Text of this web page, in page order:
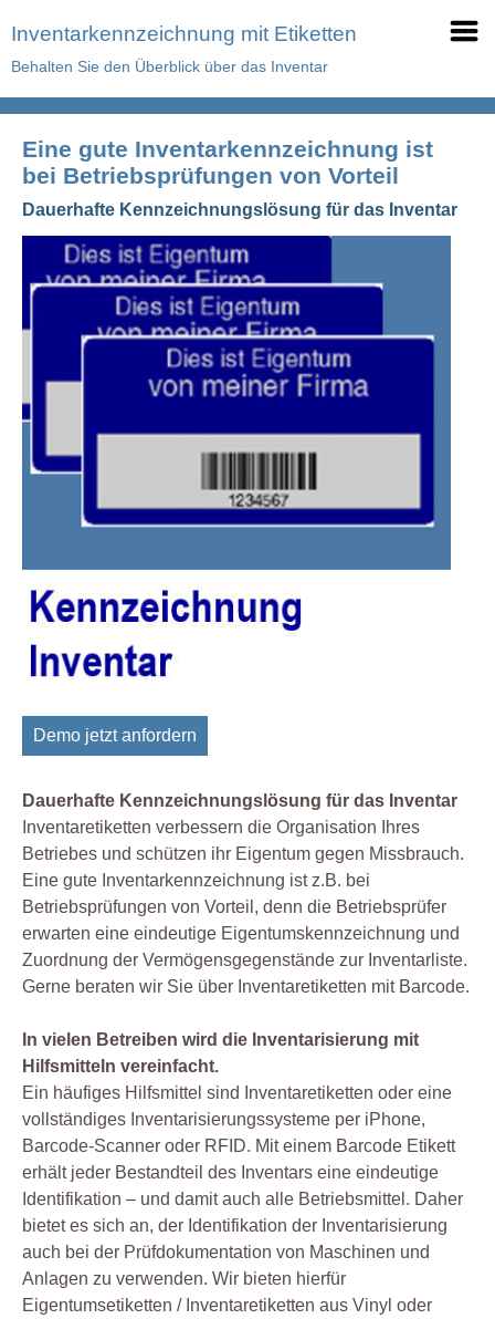
Inventarkennzeichnung mit Etiketten
Behalten Sie den Überblick über das Inventar
Eine gute Inventarkennzeichnung ist
bei Betriebsprüfungen von Vorteil
Dauerhafte Kennzeichnungslösung für das Inventar
Demo jetzt anfordern
Dauerhafte Kennzeichnungslösung für das Inventar
Inventaretiketten verbessern die Organisation Ihres
Betriebes und schützen ihr Eigentum gegen Missbrauch.
Eine gute Inventarkennzeichnung ist z.B. bei
Betriebsprüfungen von Vorteil, denn die Betriebsprüfer
erwarten eine eindeutige Eigentumskennzeichnung und
Zuordnung der Vermögensgegenstände zur Inventarliste.
Gerne beraten wir Sie über Inventaretiketten mit Barcode.
In vielen Betreiben wird die Inventarisierung mit
Hilfsmitteln vereinfacht.
Ein häufiges Hilfsmittel sind Inventaretiketten oder eine
vollständiges Inventarisierungssysteme per iPhone,
Barcode-Scanner oder RFID. Mit einem Barcode Etikett
erhält jeder Bestandteil des Inventars eine eindeutige
Identifikation – und damit auch alle Betriebsmittel. Daher
bietet es sich an, der Identifikation der Inventarisierung
auch bei der Prüfdokumentation von Maschinen und
Anlagen zu verwenden. Wir bieten hierfür
Eigentumsetiketten / Inventaretiketten aus Vinyl oder